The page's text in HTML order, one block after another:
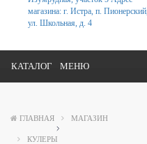
магазина: г. Истра, п. Пионерский,
ул. Школьная, д. 4
КАТАЛОГ МЕНЮ
ГЛАВНАЯ МАГАЗИН
КУЛЕРЫ